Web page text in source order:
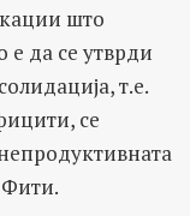
што
е да се утврди
т.е.
се
Фити.